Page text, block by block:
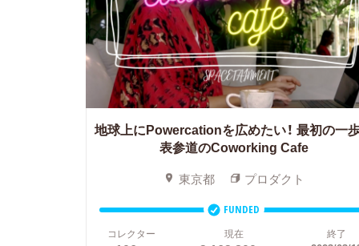
地球上にPowercationを広めたい！ 最初の一
表参道のCoworking Cafe
東京都 プロダクト
FUNDED
コレクター
現在 終了